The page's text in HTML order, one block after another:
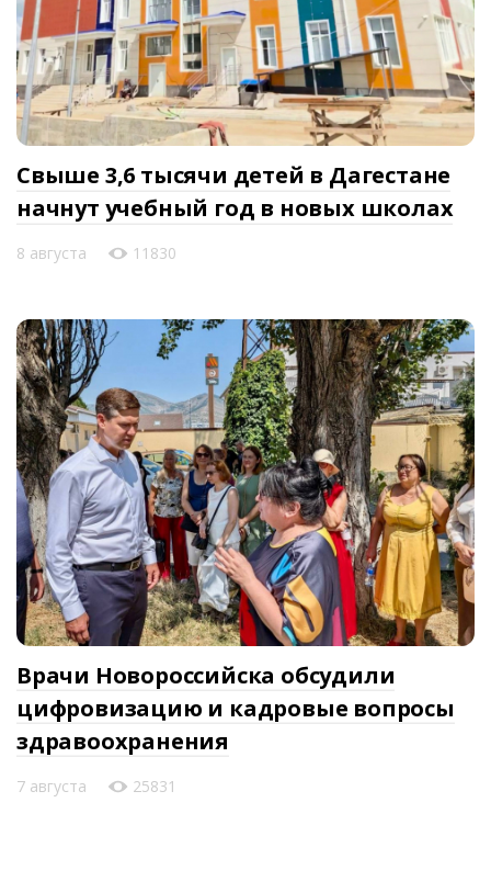
Свыше 3,6 тысячи детей в Дагестане
начнут учебный год в новых школах
8 августа 11830
Врачи Новороссийска обсудили
цифровизацию и кадровые вопросы
здравоохранения
7 августа 25831